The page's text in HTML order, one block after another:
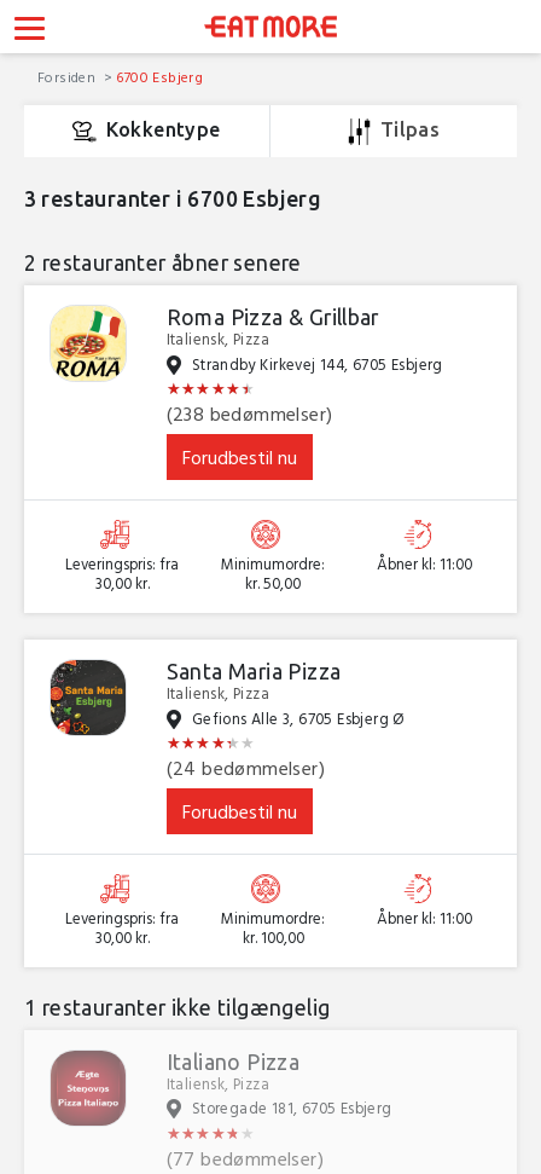
Forsiden 6700 Esbjerg
Kokkentype Tilpas
3 restauranter i 6700 Esbjerg
2 restauranter åbner senere
Roma Pizza & Grillbar
Italiensk, Pizza
Strandby Kirkevej 144, 6705 Esbjerg
★★★★★★
★★★★★★
(238 bedømmelser)
Forudbestil nu
Leveringspris: fra
30,00 kr.
Minimumordre:
kr. 50,00
Åbner kl: 11:00
Santa Maria Pizza
Italiensk, Pizza
Gefions Alle 3, 6705 Esbjerg Ø
★★★★★★
★★★★★★
(24 bedømmelser)
Forudbestil nu
Leveringspris: fra
30,00 kr.
Minimumordre:
kr. 100,00
Åbner kl: 11:00
1 restauranter ikke tilgængelig
Italiano Pizza
Italiensk, Pizza
Storegade 181, 6705 Esbjerg
★★★★★ ★
★★★★★ ★
(77 bedømmelser)